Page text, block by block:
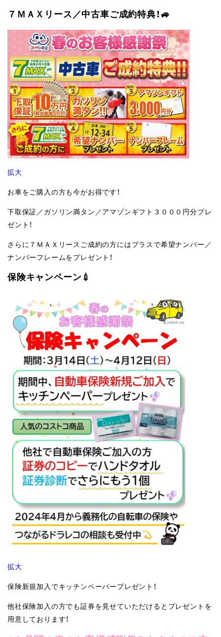
７ＭＡＸリース／中古車ご成約特典！🚙
拡大
お車をご購入の方も今がお得です！
下取保証／ガソリン満タン／アマゾンギフト３０００円分プレ
ゼント！
さらに７ＭＡＸリースご成約の方にはプラスで希望ナンバー／
ナンバーフレームをプレゼント！
保険キャンペーン💉
拡大
保険新規加入でキッチンペーパープレゼント！
他社保険加入の方でも証券を見せていただけるとプレゼントを
用意しております！